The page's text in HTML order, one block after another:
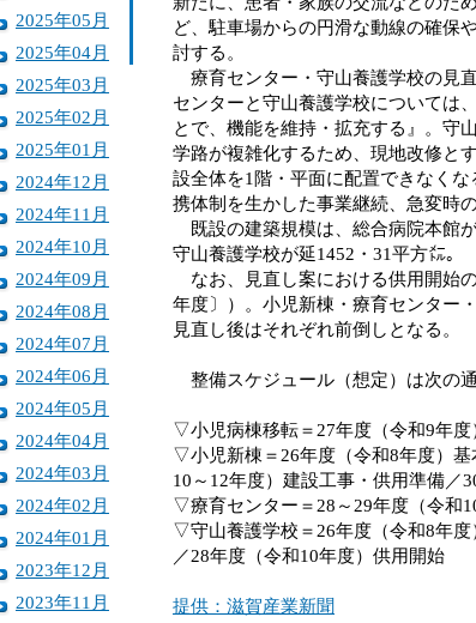
2025年05月
2025年04月
2025年03月
2025年02月
2025年01月
2024年12月
2024年11月
2024年10月
2024年09月
2024年08月
2024年07月
2024年06月
2024年05月
2024年04月
2024年03月
2024年02月
2024年01月
2023年12月
2023年11月
ど、駐車場からの円滑な動線の確保
討する。
療育センター・守山養護学校の見
センターと守山養護学校については
とで、機能を維持・拡充する』。守
学路が複雑化するため、現地改修と
設全体を1階・平面に配置できなく
携体制を生かした事業継続、急変時
既設の建築規模は、総合病院本館
守山養護学校が延1452・31平方㍍。
なお、見直し案における供用開始
年度〕）。小児新棟・療育センター
見直し後はそれぞれ前倒しとなる。
整備スケジュール（想定）は次の通
▽小児病棟移転＝27年度（令和9年
▽小児新棟＝26年度（令和8年度）
10～12年度）建設工事・供用準備／
▽療育センター＝28～29年度（令和
▽守山養護学校＝26年度（令和8年
／28年度（令和10年度）供用開始
提供：滋賀産業新聞